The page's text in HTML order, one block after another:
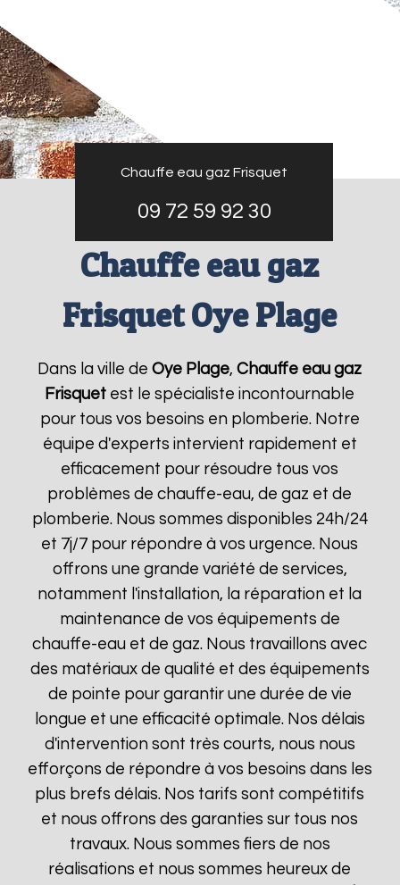
Chauffe eau gaz Frisquet
09 72 59 92 30
Chauffe eau gaz
Frisquet Oye Plage
Dans la ville deOye Plage,Chauffe eau gaz
Frisquet est le spécialiste incontournable
pour tous vos besoins en plomberie. Notre
équipe d'experts intervient rapidement et
efficacement pour résoudre tous vos
problèmes de chauffe-eau, de gaz et de
plomberie. Nous sommes disponibles 24h/24
et 7j/7 pour répondre à vos urgence. Nous
offrons une grande variété de services,
notamment l'installation, la réparation et la
maintenance de vos équipements de
chauffe-eau et de gaz. Nous travaillons avec
des matériaux de qualité et des équipements
de pointe pour garantir une durée de vie
longue et une efficacité optimale. Nos délais
d'intervention sont très courts, nous nous
efforçons de répondre à vos besoins dans les
plus brefs délais. Nos tarifs sont compétitifs
et nous offrons des garanties sur tous nos
travaux. Nous sommes fiers de nos
réalisations et nous sommes heureux de